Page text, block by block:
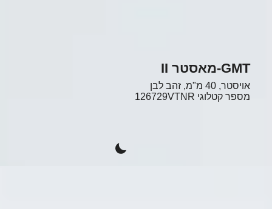
GMT-מאסטר II
אויסטר, 40 מ"מ, זהב לבן
מספר קטלוגי 126729VTNR